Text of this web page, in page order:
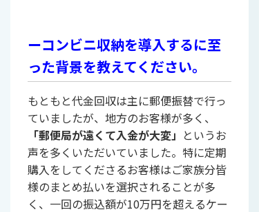
ーコンビニ収納を導入するに至
った背景を教えてください。
もともと代金回収は主に郵便振替で行っ
ていましたが、地方のお客様が多く、
「郵便局が遠くて入金が大変」 というお
声を多くいただいていました。特に定期
購入をしてくださるお客様はご家族分皆
様のまとめ払いを選択されることが多
く、一回の振込額が10万円を超えるケー